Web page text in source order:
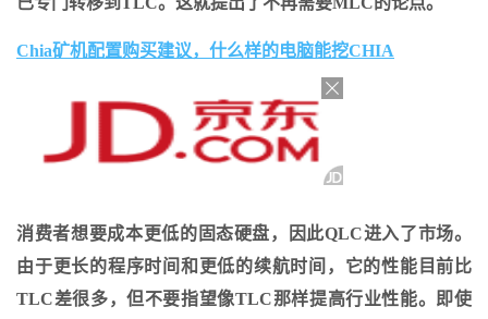
Chia矿机配置购买建议，什么样的电脑能挖CHIA
消费者想要成本更低的固态硬盘，因此QLC进入了市场。
由于更长的程序时间和更低的续航时间，它的性能目前比
TLC差很多，但不要指望像TLC那样提高行业性能。即使